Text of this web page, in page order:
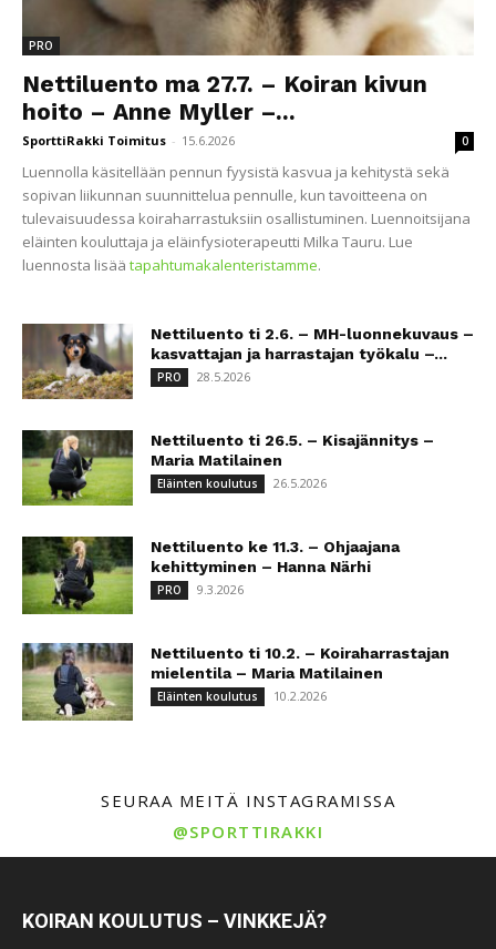
PRO
Nettiluento ma 27.7. – Koiran kivun
hoito – Anne Myller –...
SporttiRakki Toimitus - 15.6.2026 0
Luennolla käsitellään pennun fyysistä kasvua ja kehitystä sekä
sopivan liikunnan suunnittelua pennulle, kun tavoitteena on
tulevaisuudessa koiraharrastuksiin osallistuminen. Luennoitsijana
eläinten kouluttaja ja eläinfysioterapeutti Milka Tauru. Lue
luennosta lisää tapahtumakalenteristamme.
Nettiluento ti 2.6. – MH-luonnekuvaus –
kasvattajan ja harrastajan työkalu –...
PRO 28.5.2026
Nettiluento ti 26.5. – Kisajännitys –
Maria Matilainen
Eläinten koulutus 26.5.2026
Nettiluento ke 11.3. – Ohjaajana
kehittyminen – Hanna Närhi
PRO 9.3.2026
Nettiluento ti 10.2. – Koiraharrastajan
mielentila – Maria Matilainen
Eläinten koulutus 10.2.2026
SEURAA MEITÄ INSTAGRAMISSA
@SPORTTIRAKKI
KOIRAN KOULUTUS – VINKKEJÄ?